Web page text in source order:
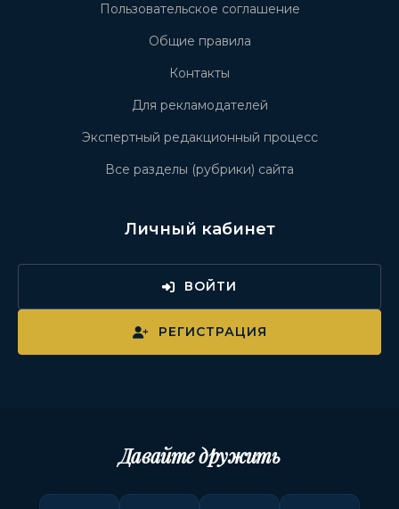
Пользовательское соглашение
Общие правила
Контакты
Для рекламодателей
Экспертный редакционный процесс
Все разделы (рубрики) сайта
Личный кабинет
ВОЙТИ
РЕГИСТРАЦИЯ
Давайте дружить